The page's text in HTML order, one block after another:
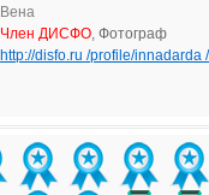
Вена
Член ДИСФО, Фотограф
http://disfo.ru /profile/innadarda /